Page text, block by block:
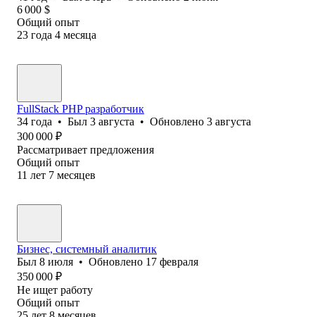
6 000 $
Общий опыт
23 года 4 месяца
FullStack PHP разработчик
34 года • Был 3 августа • Обновлено 3 августа
300 000 ₽
Рассматривает предложения
Общий опыт
11 лет 7 месяцев
Бизнес, системный аналитик
Был 8 июля • Обновлено 17 февраля
350 000 ₽
Не ищет работу
Общий опыт